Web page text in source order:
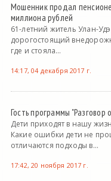
Мошенник продал
миллиона рублей
61-летний житель Улан-
дорогостоящий
где и стояла...
14:17, 04 декабря 2017 г.
Гость программы
Дети приходят в нашу
Какие ошибки дети не
отличаются подходы в...
17:42, 20 ноября 2017 г.